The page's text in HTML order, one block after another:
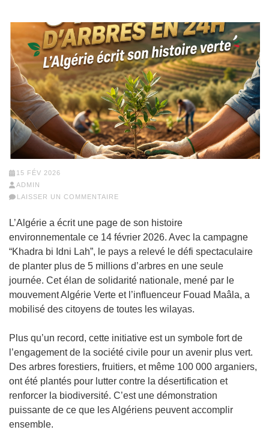
15 FÉV 2026
ADMIN
LAISSER UN COMMENTAIRE
L’Algérie a écrit une page de son histoire
environnementale ce 14 février 2026. Avec la campagne
“Khadra bi Idni Lah”, le pays a relevé le défi spectaculaire
de planter plus de 5 millions d’arbres en une seule
journée. Cet élan de solidarité nationale, mené par le
mouvement Algérie Verte et l’influenceur Fouad Maâla, a
mobilisé des citoyens de toutes les wilayas.
Plus qu’un record, cette initiative est un symbole fort de
l’engagement de la société civile pour un avenir plus vert.
Des arbres forestiers, fruitiers, et même 100 000 arganiers,
ont été plantés pour lutter contre la désertification et
renforcer la biodiversité. C’est une démonstration
puissante de ce que les Algériens peuvent accomplir
ensemble.